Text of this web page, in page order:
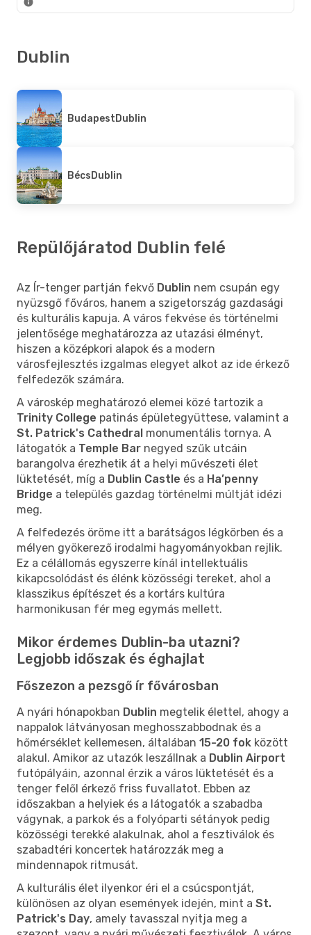
Dublin
BudapestDublin
BécsDublin
Repülőjáratod Dublin felé
Az Ír-tenger partján fekvő Dublin nem csupán egy
nyüzsgő főváros, hanem a szigetország gazdasági
és kulturális kapuja. A város fekvése és történelmi
jelentősége meghatározza az utazási élményt,
hiszen a középkori alapok és a modern
városfejlesztés izgalmas elegyet alkot az ide érkező
felfedezők számára.
A városkép meghatározó elemei közé tartozik a
Trinity College patinás épületegyüttese, valamint a
St. Patrick's Cathedral monumentális tornya. A
látogatók a Temple Bar negyed szűk utcáin
barangolva érezhetik át a helyi művészeti élet
lüktetését, míg a Dublin Castle és a Ha’penny
Bridge a település gazdag történelmi múltját idézi
meg.
A felfedezés öröme itt a barátságos légkörben és a
mélyen gyökerező irodalmi hagyományokban rejlik.
Ez a célállomás egyszerre kínál intellektuális
kikapcsolódást és élénk közösségi tereket, ahol a
klasszikus építészet és a kortárs kultúra
harmonikusan fér meg egymás mellett.
Mikor érdemes Dublin-ba utazni?
Legjobb időszak és éghajlat
Főszezon a pezsgő ír fővárosban
A nyári hónapokban Dublin megtelik élettel, ahogy a
nappalok látványosan meghosszabbodnak és a
hőmérséklet kellemesen, általában 15-20 fok között
alakul. Amikor az utazók leszállnak a Dublin Airport
futópályáin, azonnal érzik a város lüktetését és a
tenger felől érkező friss fuvallatot. Ebben az
időszakban a helyiek és a látogatók a szabadba
vágynak, a parkok és a folyóparti sétányok pedig
közösségi terekké alakulnak, ahol a fesztiválok és
szabadtéri koncertek határozzák meg a
mindennapok ritmusát.
A kulturális élet ilyenkor éri el a csúcspontját,
különösen az olyan események idején, mint a St.
Patrick's Day, amely tavasszal nyitja meg a